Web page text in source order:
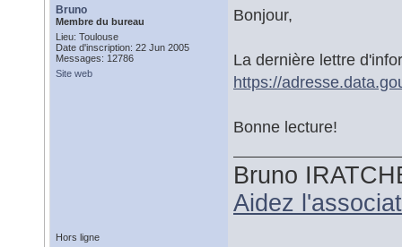
Bruno
Membre du bureau
Lieu: Toulouse
Date d'inscription: 22 Jun 2005
Messages: 12786
Site web
Bonjour,
La dernière lettre
https://
Bonne lecture!
Bruno
Aidez
Hors ligne